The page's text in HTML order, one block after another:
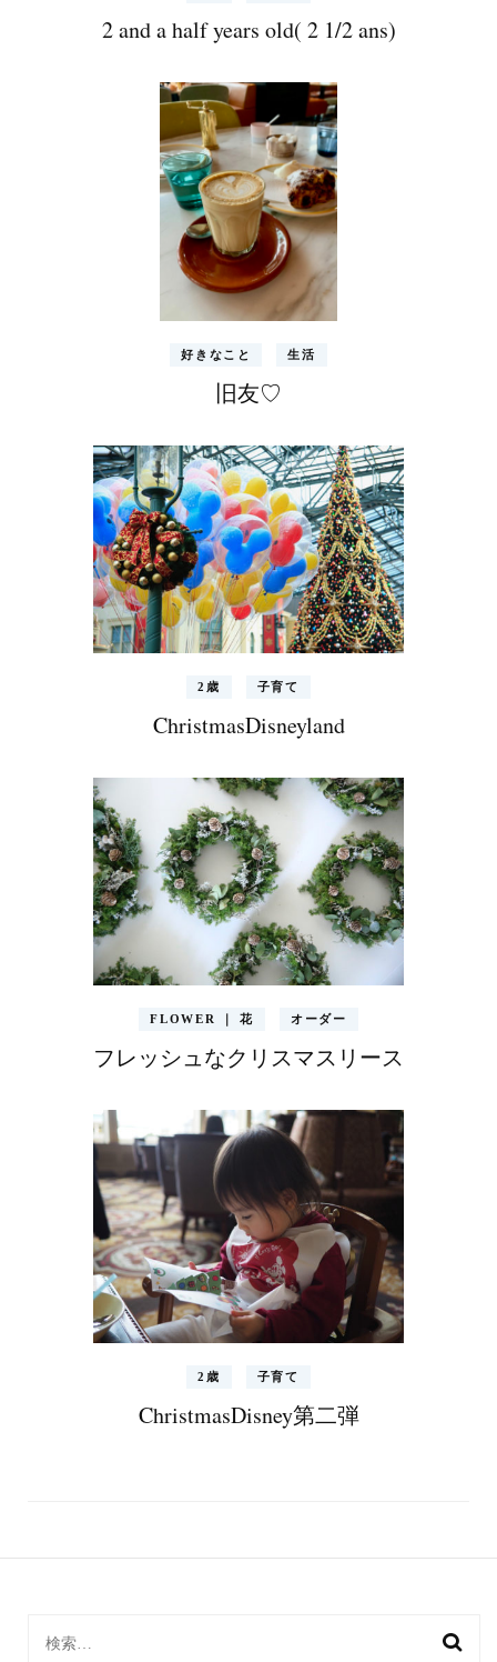
2 and a half years old( 2 1/2 ans)
好きなこと 生活
旧友♡
2歳 子育て
ChristmasDisneyland
FLOWER ｜ 花 オーダー
フレッシュなクリスマスリース
2歳 子育て
ChristmasDisney第二弾
検